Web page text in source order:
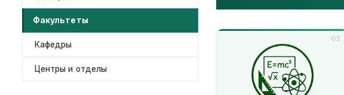
Факультеты
Кафедры
Центры и отделы
01